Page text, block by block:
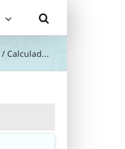
/ Calculad...